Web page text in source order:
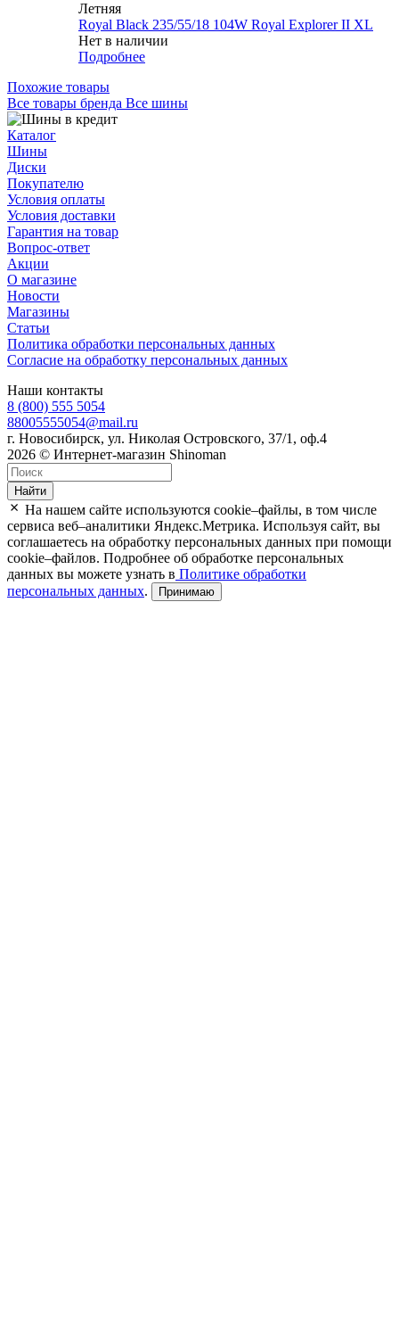
Летняя
Royal Black 235/55/18 104W Royal Explorer II XL
Нет в наличии
Подробнее
Похожие товары
Все товары бренда Все шины
Каталог
Шины
Диски
Покупателю
Условия оплаты
Условия доставки
Гарантия на товар
Вопрос-ответ
Акции
О магазине
Новости
Магазины
Статьи
Политика обработки персональных данных
Согласие на обработку персональных данных
Наши контакты
8 (800) 555 5054
88005555054@mail.ru
г. Новосибирск, ул. Николая Островского, 37/1, оф.4
2026 © Интернет-магазин Shinoman
Найти
На нашем сайте используются cookie–файлы, в том числе
сервиса веб–аналитики Яндекс.Метрика. Используя сайт, вы
соглашаетесь на обработку персональных данных при помощи
cookie–файлов. Подробнее об обработке персональных
данных вы можете узнать в Политике обработки
персональных данных. Принимаю